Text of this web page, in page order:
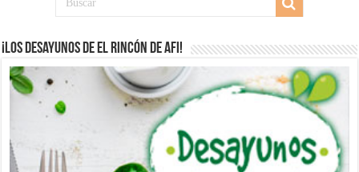
¡Los desayunos de El Rincón de Afi!